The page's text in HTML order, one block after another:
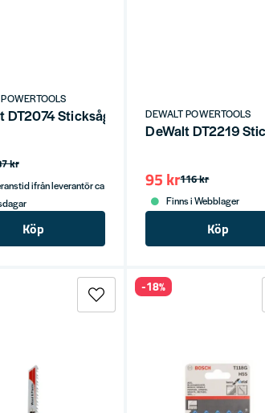
DT2074 Sticksågsblad (1-P)
kr
ifrån leverantör ca
Köp
DEWALT POWERTOOLS
DeWalt DT2219
116 kr
95 kr
Finns i Webblager
Köp
-18%